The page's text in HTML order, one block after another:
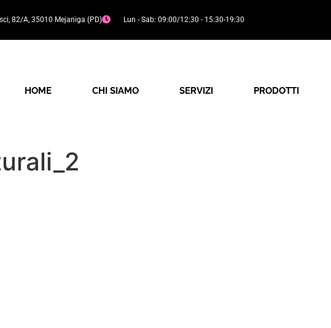
82/A, 35010 Mejaniga (PD) Lun - Sab: 09:00/12:30 - 15:30-19:30
HOME CHI SIAMO SERVIZI PRODOTTI